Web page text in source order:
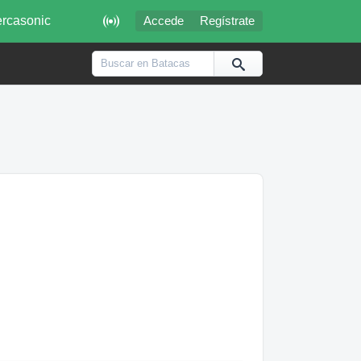
 Accede Regístrate